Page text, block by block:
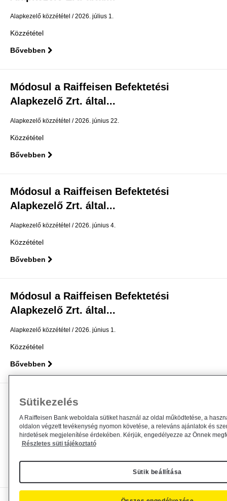
Alapkezelő közzététel 2026. július 1.
Közzététel
Bővebben
Módosul a Raiffeisen Befektetési
Alapkezelő Zrt. által...
Alapkezelő közzététel 2026. június 22.
Közzététel
Bővebben
Módosul a Raiffeisen Befektetési
Alapkezelő Zrt. által...
Alapkezelő közzététel 2026. június 4.
Közzététel
Bővebben
Módosul a Raiffeisen Befektetési
Alapkezelő Zrt. által...
Alapkezelő közzététel 2026. június 1.
Közzététel
Bővebben
Elérhető Raiffeisen Befektetési Alapkezelő
Zrt. által...
Alapkezelő közzététel 2026. május 27.
Sütikezelés
A Raiffeisen Bank weboldala sütiket használ az oldal működtetése, a
oldalon végzett tevékenység nyomon követése, a releváns ajánlatok és
hirdetések megjelenítése érdekében. Kérjük, engedélyezze az Önnek
Részletes süti tájékoztató
Sütik beállítása